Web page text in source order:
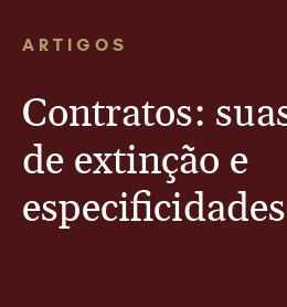
ARTIGOS
Contratos:
de extinção e